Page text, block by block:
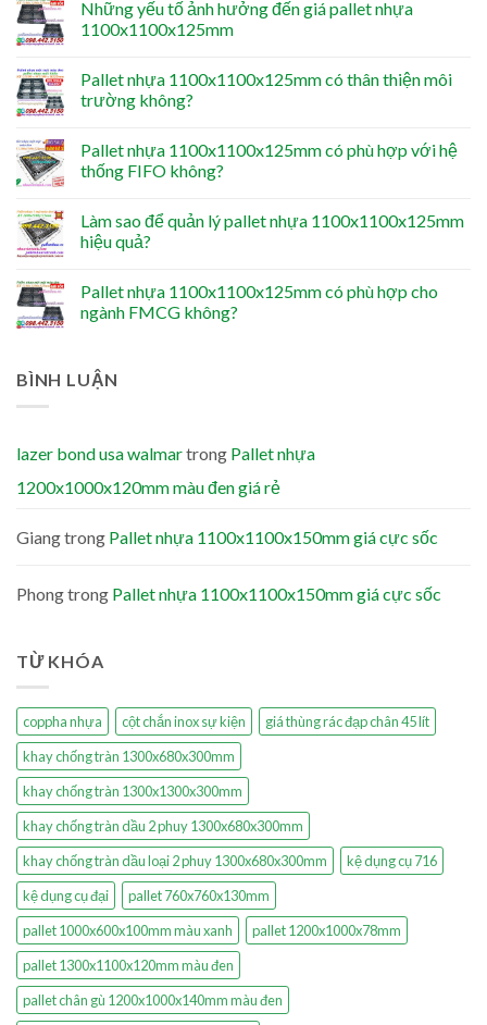
Những yếu tố ảnh hưởng đến giá pallet nhựa
1100x1100x125mm
Pallet nhựa 1100x1100x125mm có thân thiện môi
trường không?
Pallet nhựa 1100x1100x125mm có phù hợp với hệ
thống FIFO không?
Làm sao để quản lý pallet nhựa 1100x1100x125mm
hiệu quả?
Pallet nhựa 1100x1100x125mm có phù hợp cho
ngành FMCG không?
BÌNH LUẬN
lazer bond usa walmartrong Pallet nhựa
1200x1000x120mm màu đen giá rẻ
Giangtrong Pallet nhựa 1100x1100x150mm giá cực sốc
Phongtrong Pallet nhựa 1100x1100x150mm giá cực sốc
TỪ KHÓA
coppha nhựa cột chắn inox sự kiện
giá thùng rác đạp chân 45 lít
khay chống tràn 1300x680x300mm
khay chống tràn 1300x1300x300mm
khay chống tràn dầu 2 phuy 1300x680x300mm
khay chống tràn dầu loại 2 phuy 1300x680x300mm
kệ dụng cụ 716
kệ dụng cụ đại
pallet 760x760x130mm
pallet 1000x600x100mm màu xanh
pallet 1200x1000x78mm
pallet 1300x1100x120mm màu đen
pallet chân gù 1200x1000x140mm màu đen